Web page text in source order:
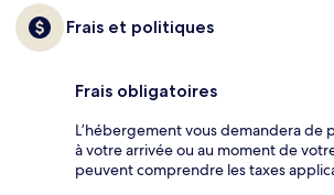
Frais et politiques
Frais obligatoires
L’hébergement vous demandera de
à votre arrivée ou au moment de
peuvent comprendre les taxes